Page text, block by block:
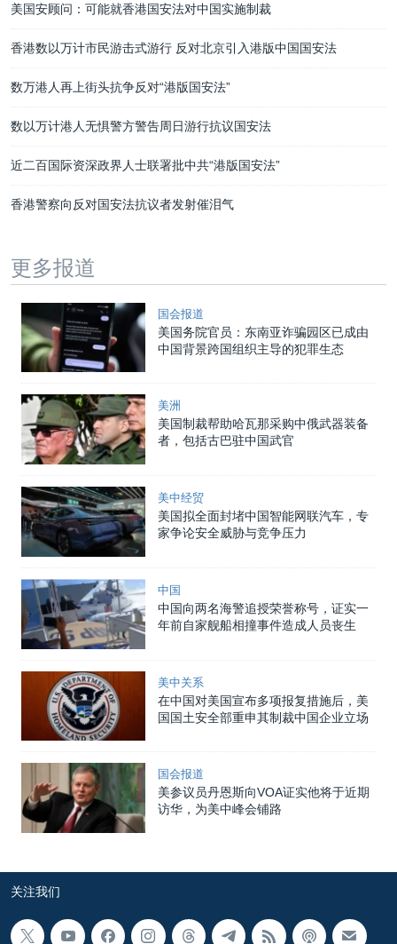
美国安顾问：可能就香港国安法对中国实施制裁
香港数以万计市民游击式游行 反对北京引入港版中国国安法
数万港人再上街头抗争反对“港版国安法”
数以万计港人无惧警方警告周日游行抗议国安法
近二百国际资深政界人士联署批中共“港版国安法”
香港警察向反对国安法抗议者发射催泪气
更多报道
国会报道
美国务院官员：东南亚诈骗园区已成由
中国背景跨国组织主导的犯罪生态
美洲
美国制裁帮助哈瓦那采购中俄武器装备
者，包括古巴驻中国武官
美中经贸
美国拟全面封堵中国智能网联汽车，专
家争论安全威胁与竞争压力
中国
中国向两名海警追授荣誉称号，证实一
年前自家舰船相撞事件造成人员丧生
美中关系
在中国对美国宣布多项报复措施后，美
国国土安全部重申其制裁中国企业立场
国会报道
美参议员丹恩斯向VOA证实他将于近期
访华，为美中峰会铺路
关注我们